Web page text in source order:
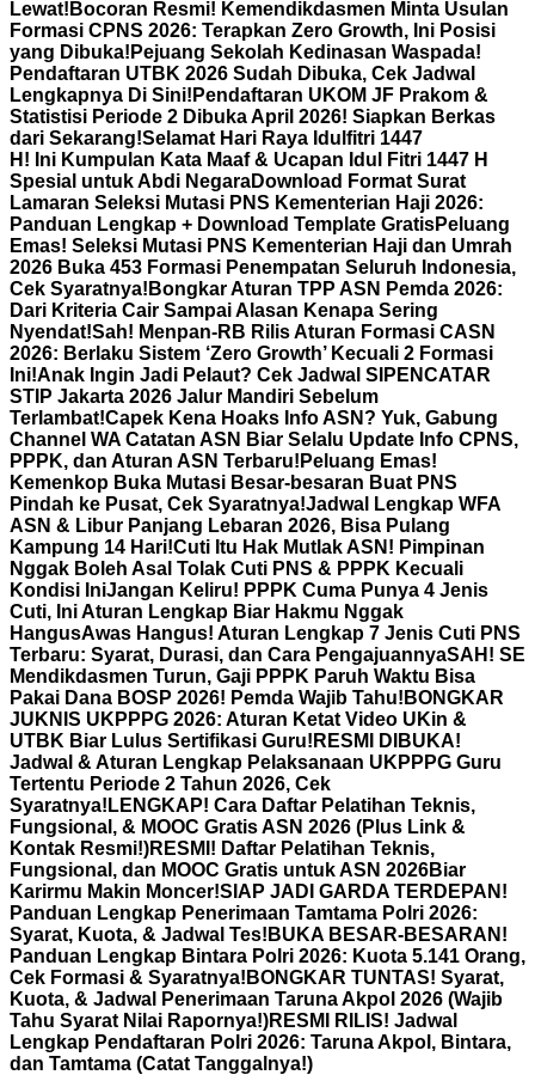
Lewat! Bocoran Resmi! Kemendikdasmen Minta Usulan
Formasi CPNS 2026: Terapkan Zero Growth, Ini Posisi
yang Dibuka! Pejuang Sekolah Kedinasan Waspada!
Pendaftaran UTBK 2026 Sudah Dibuka, Cek Jadwal
Lengkapnya Di Sini! Pendaftaran UKOM JF Prakom &
Statistisi Periode 2 Dibuka April 2026! Siapkan Berkas
dari Sekarang!Selamat Hari Raya Idulfitri 1447
H! Ini Kumpulan Kata Maaf & Ucapan Idul Fitri 1447 H
Spesial untuk Abdi NegaraDownload Format Surat
Lamaran Seleksi Mutasi PNS Kementerian Haji 2026:
Panduan Lengkap + Download Template GratisPeluang
Emas! Seleksi Mutasi PNS Kementerian Haji dan Umrah
2026 Buka 453 Formasi Penempatan Seluruh Indonesia,
Cek Syaratnya! Bongkar Aturan TPP ASN Pemda 2026:
Dari Kriteria Cair Sampai Alasan Kenapa Sering
Nyendat!Sah! Menpan-RB Rilis Aturan Formasi CASN
2026: Berlaku Sistem ‘Zero Growth’ Kecuali 2 Formasi
Ini!Anak Ingin Jadi Pelaut? Cek Jadwal SIPENCATAR
STIP Jakarta 2026 Jalur Mandiri Sebelum
Terlambat!Capek Kena Hoaks Info ASN? Yuk, Gabung
Channel WA Catatan ASN Biar Selalu Update Info CPNS,
PPPK, dan Aturan ASN Terbaru! Peluang Emas!
Kemenkop Buka Mutasi Besar-besaran Buat PNS
Pindah ke Pusat, Cek Syaratnya!Jadwal Lengkap WFA
ASN & Libur Panjang Lebaran 2026, Bisa Pulang
Kampung 14 Hari!Cuti Itu Hak Mutlak ASN! Pimpinan
Nggak Boleh Asal Tolak Cuti PNS & PPPK Kecuali
Kondisi IniJangan Keliru! PPPK Cuma Punya 4 Jenis
Cuti, Ini Aturan Lengkap Biar Hakmu Nggak
HangusAwas Hangus! Aturan Lengkap 7 Jenis Cuti PNS
Terbaru: Syarat, Durasi, dan Cara PengajuannyaSAH! SE
Mendikdasmen Turun, Gaji PPPK Paruh Waktu Bisa
Pakai Dana BOSP 2026! Pemda Wajib Tahu! BONGKAR
JUKNIS UKPPPG 2026: Aturan Ketat Video UKin &
UTBK Biar Lulus Sertifikasi Guru! RESMI DIBUKA!
Jadwal & Aturan Lengkap Pelaksanaan UKPPPG Guru
Tertentu Periode 2 Tahun 2026, Cek
Syaratnya! LENGKAP! Cara Daftar Pelatihan Teknis,
Fungsional, & MOOC Gratis ASN 2026 (Plus Link &
Kontak Resmi!)RESMI! Daftar Pelatihan Teknis,
Fungsional, dan MOOC Gratis untuk ASN 2026Biar
Karirmu Makin Moncer!SIAP JADI GARDA TERDEPAN!
Panduan Lengkap Penerimaan Tamtama Polri 2026:
Syarat, Kuota, & Jadwal Tes! BUKA BESAR-BESARAN!
Panduan Lengkap Bintara Polri 2026: Kuota 5.141 Orang,
Cek Formasi & Syaratnya! BONGKAR TUNTAS! Syarat,
Kuota, & Jadwal Penerimaan Taruna Akpol 2026 (Wajib
Tahu Syarat Nilai Rapornya!)RESMI RILIS! Jadwal
Lengkap Pendaftaran Polri 2026: Taruna Akpol, Bintara,
dan Tamtama (Catat Tanggalnya!)